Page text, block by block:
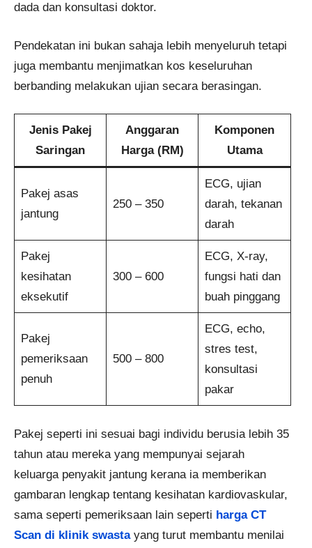
dada dan konsultasi doktor.
Pendekatan ini bukan sahaja lebih menyeluruh tetapi
juga membantu menjimatkan kos keseluruhan
berbanding melakukan ujian secara berasingan.
Jenis Pakej
Saringan
Anggaran
Harga (RM)
Komponen
Utama
Pakej asas
jantung
250 – 350
ECG, ujian
darah, tekanan
darah
Pakej
kesihatan
eksekutif
300 – 600
ECG, X-ray,
fungsi hati dan
buah pinggang
Pakej
pemeriksaan
penuh
500 – 800
ECG, echo,
stres test,
konsultasi
pakar
Pakej seperti ini sesuai bagi individu berusia lebih 35
tahun atau mereka yang mempunyai sejarah
keluarga penyakit jantung kerana ia memberikan
gambaran lengkap tentang kesihatan kardiovaskular,
sama seperti pemeriksaan lain seperti harga CT
Scan di klinik swastayang turut membantu menilai